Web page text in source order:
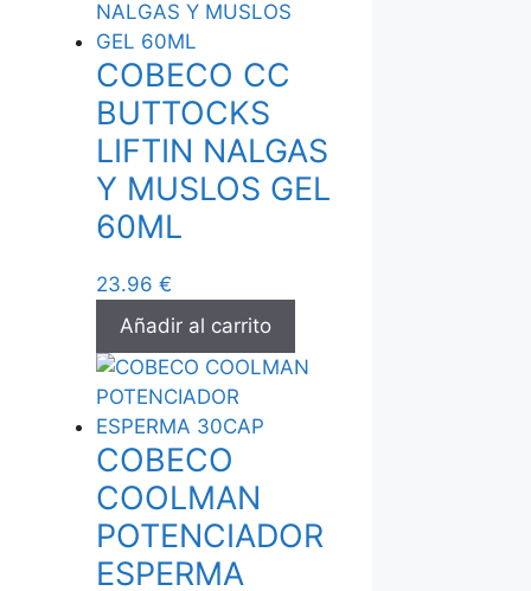
COBECO CC
BUTTOCKS
LIFTIN NALGAS
Y MUSLOS GEL
60ML
23.96 €
Añadir al carrito
COBECO
COOLMAN
POTENCIADOR
ESPERMA